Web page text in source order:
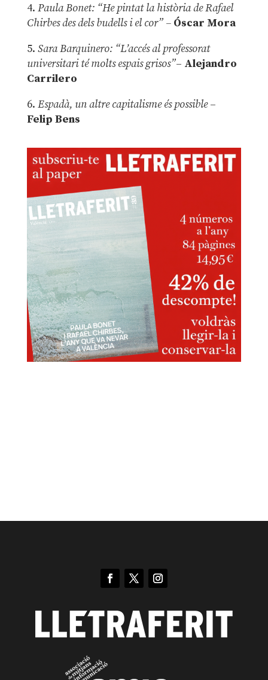
4. Paula Bonet: “He pintat la història de Rafael
Chirbes des dels budells i el cor” –Óscar Mora
5. Sara Barquinero: “L’accés al professorat
universitari té molts espais grisos”– Alejandro
Carrilero
6. Espadà, un altre capitalisme és possible –
Felip Bens